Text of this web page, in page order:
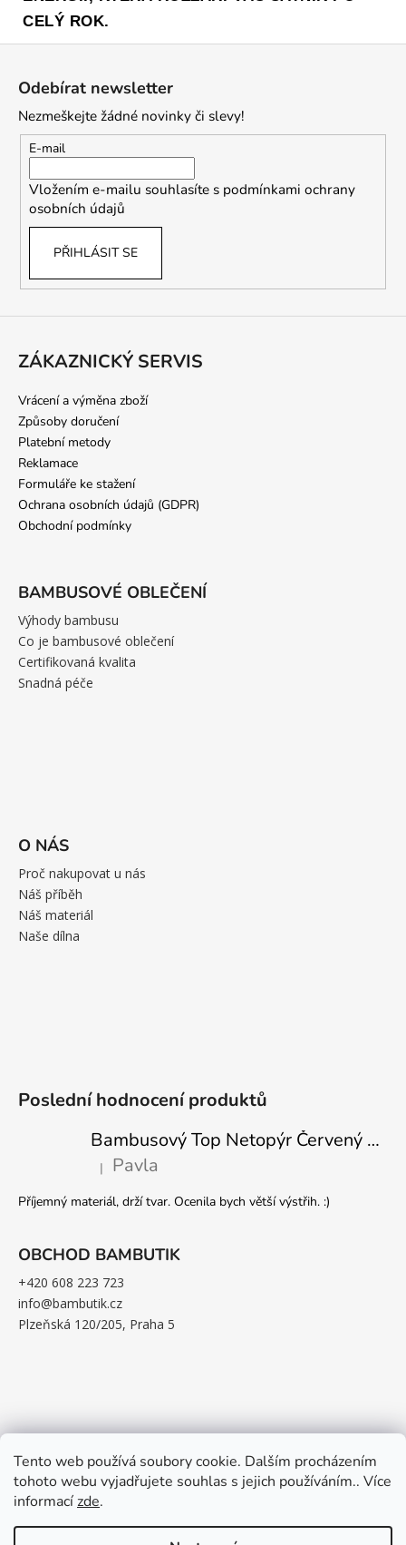
Tento web používá soubory cookie. Dalším procházením
tohoto webu vyjadřujete souhlas s jejich používáním.. Více
informacízde.
CELÝ ROK.
Odebírat newsletter
Nezmeškejte žádné novinky či slevy!
E-mail
Vložením e-mailu souhlasíte s podmínkami ochrany
osobních údajů
PŘIHLÁSIT SE
ZÁKAZNICKÝ SERVIS
Vrácení a výměna zboží
Způsoby doručení
Platební metody
Reklamace
Formuláře ke stažení
Ochrana osobních údajů (GDPR)
Obchodní podmínky
BAMBUSOVÉ OBLEČENÍ
Výhody bambusu
Co je bambusové oblečení
Certifikovaná kvalita
Snadná péče
O NÁS
Proč nakupovat u nás
Náš příběh
Náš materiál
Naše dílna
Poslední hodnocení produktů
Bambusový Top Netopýr Červený 3/4 Rukáv Volný Střih Dámský
Hodnocení produktu je 5 z 5 hvězdiček.
| Pavla
Příjemný materiál, drží tvar. Ocenila bych větší výstřih. :)
OBCHOD BAMBUTIK
+420 608 223 723
info@bambutik.cz
Plzeňská 120/205, Praha 5